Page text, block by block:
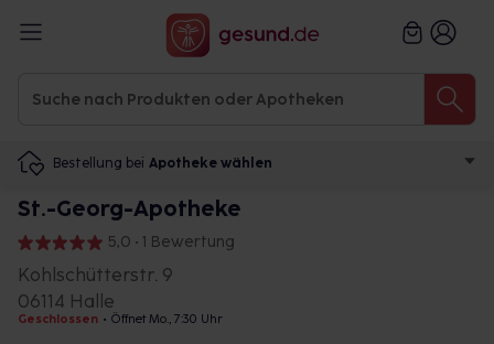
Bestellung bei Apotheke wählen
St.-Georg-Apotheke
5,0 • 1 Bewertung
Kohlschütterstr. 9
06114 Halle
Geschlossen • Öffnet Mo., 7:30 Uhr